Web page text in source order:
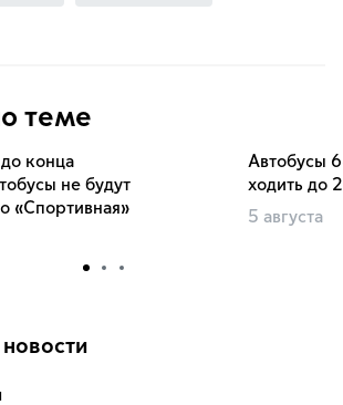
теме
конца
не будут
«Спортивная»
Автобусы
ходить до
5 августа